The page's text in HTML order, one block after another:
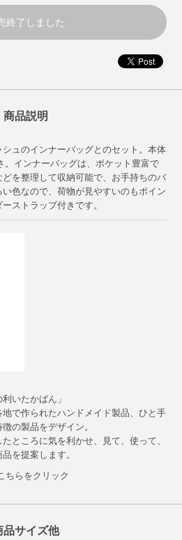
終了しました
商品説明
ュのインナーバッグとのセット。本体
。インナーバッグは、ポケット豊富で
を整理して収納可能で、お手持ちのバ
色なので、荷物が見やすいのもポイン
ストラップ付きです。
いたかばん」
で作られたハンドメイド製品、ひと手
の製品をデザイン。
ところに気を利かせ、見て、使って、
を提案します。
ちらをクリック
品サイズ他